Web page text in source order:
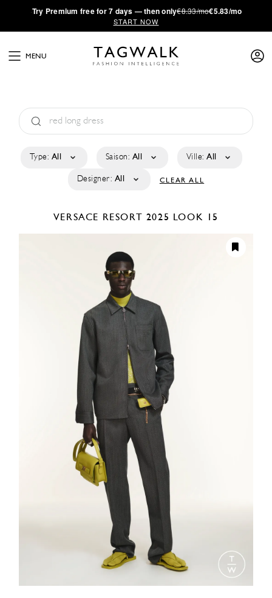
·Try Premium free for 7 days — then only€8.33/mo€5.83/mo
START NOW
MENU
Type: All Saison: All Ville: All
Designer: All CLEAR ALL
VERSACE RESORT 2025 LOOK 15